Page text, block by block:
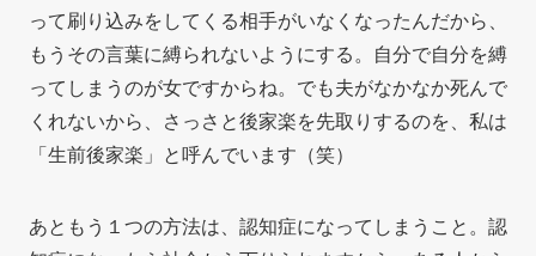
って刷り込みをしてくる相手がいなくなったんだから、
もうその言葉に縛られないようにする。自分で自分を縛
ってしまうのが女ですからね。でも夫がなかなか死んで
くれないから、さっさと後家楽を先取りするのを、私は
「生前後家楽」と呼んでいます（笑）
あともう１つの方法は、認知症になってしまうこと。認